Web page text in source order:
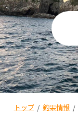
トップ/ 釣果情報 /